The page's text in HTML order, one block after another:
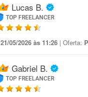
Lucas B.
TOP FREELANCER
21/05/2026 às 11:26 | Oferta:
Gabriel B.
TOP FREELANCER